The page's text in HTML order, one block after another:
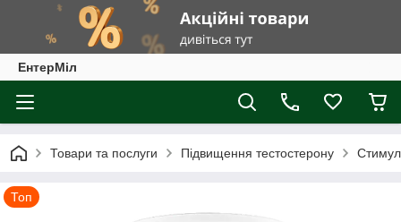
ЕнтерМіл
Товари та послуги Підвищення тестостерону
Топ